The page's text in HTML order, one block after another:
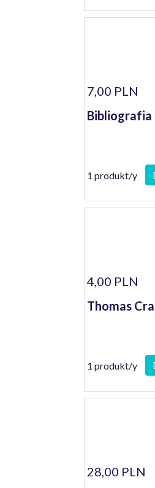
7,00 PLN
Bibliografia
1 produkt/y
4,00 PLN
Thomas
1 produkt/y
28,00 PLN